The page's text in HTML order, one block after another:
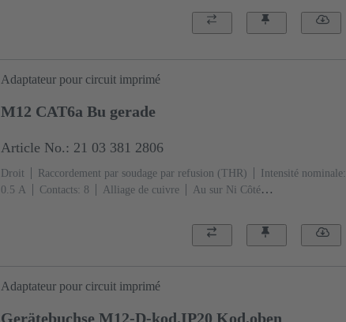
Adaptateur pour circuit imprimé
M12 CAT6a Bu gerade
Article No.: 21 03 381 2806
Droit Raccordement par soudage par refusion (THR)
Intensité nominale:
‌0.5 A
Contacts: 8 Alliage de cuivre
Au sur Ni Côté
Adaptateur pour circuit imprimé
Gerätebuchse M12-D-kod.IP20 Kod.oben